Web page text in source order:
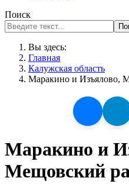
Поиск
Вы здесь:
Главная
Калужская область
Маракино и Изъялово,
Маракино и
Мещовский